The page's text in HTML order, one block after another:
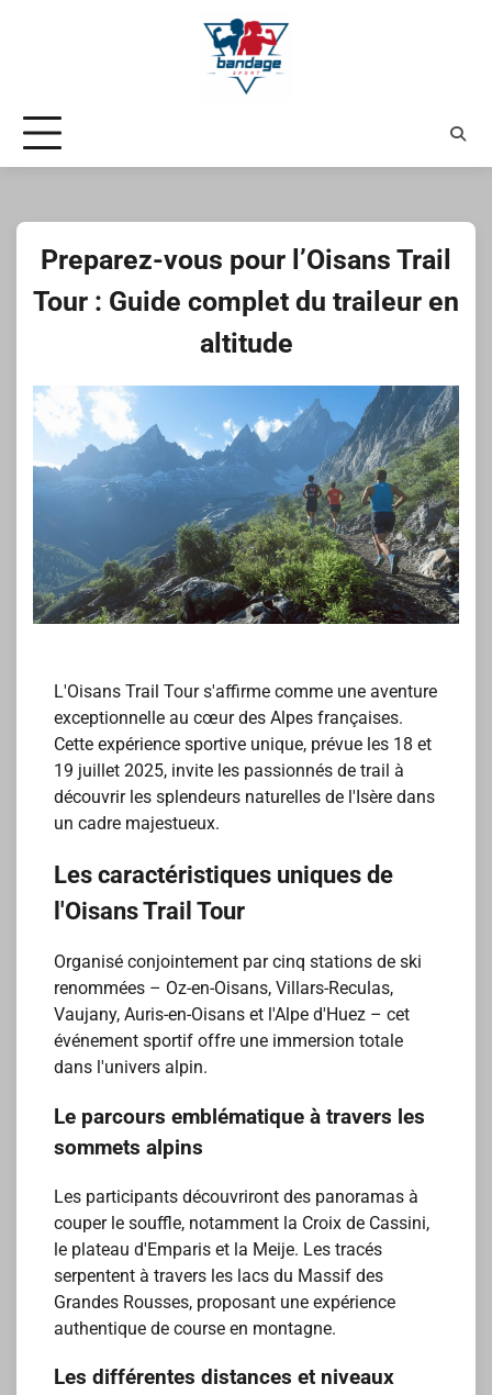
Preparez-vous pour l’Oisans Trail
Tour : Guide complet du traileur en
altitude
L'Oisans Trail Tour s'affirme comme une aventure
exceptionnelle au cœur des Alpes françaises.
Cette expérience sportive unique, prévue les 18 et
19 juillet 2025, invite les passionnés de trail à
découvrir les splendeurs naturelles de l'Isère dans
un cadre majestueux.
Les caractéristiques uniques de
l'Oisans Trail Tour
Organisé conjointement par cinq stations de ski
renommées – Oz-en-Oisans, Villars-Reculas,
Vaujany, Auris-en-Oisans et l'Alpe d'Huez – cet
événement sportif offre une immersion totale
dans l'univers alpin.
Le parcours emblématique à travers les
sommets alpins
Les participants découvriront des panoramas à
couper le souffle, notamment la Croix de Cassini,
le plateau d'Emparis et la Meije. Les tracés
serpentent à travers les lacs du Massif des
Grandes Rousses, proposant une expérience
authentique de course en montagne.
Les différentes distances et niveaux